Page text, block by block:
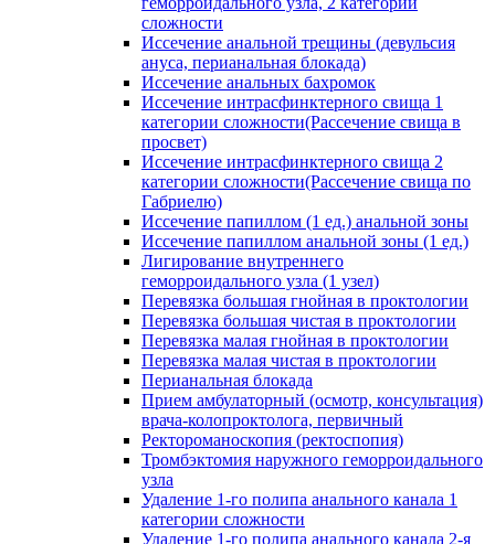
сложности
Иссечение анальной трещины (девульсия
ануса, перианальная блокада)
Иссечение анальных бахромок
Иссечение интрасфинктерного свища 1
категории сложности(Рассечение свища в
просвет)
Иссечение интрасфинктерного свища 2
категории сложности(Рассечение свища по
Габриелю)
Иссечение папиллом (1 ед.) анальной зоны
Иссечение папиллом анальной зоны (1 ед.)
Лигирование внутреннего
геморроидального узла (1 узел)
Перевязка большая гнойная в проктологии
Перевязка большая чистая в проктологии
Перевязка малая гнойная в проктологии
Перевязка малая чистая в проктологии
Перианальная блокада
Прием амбулаторный (осмотр, консультация)
врача-колопроктолога, первичный
Ректороманоскопия (ректоспопия)
Тромбэктомия наружного геморроидального
узла
Удаление 1-го полипа анального канала 1
категории сложности
Удаление 1-го полипа анального канала 2-я